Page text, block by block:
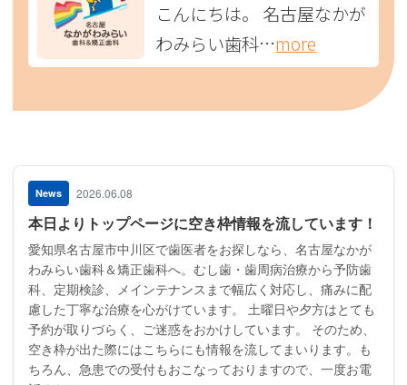
こんにちは。 名古屋なかが
わみらい歯科…more